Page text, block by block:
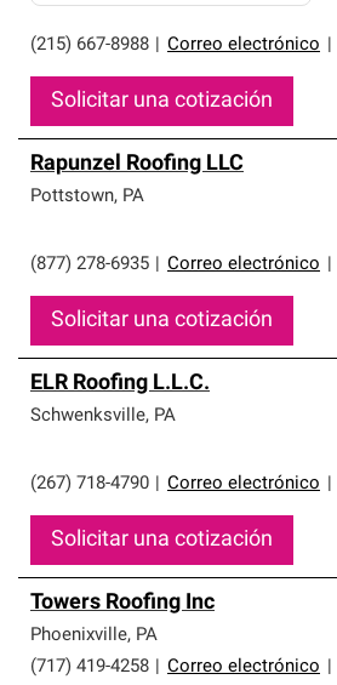
(215) 667-8988 Correo electrónico
Solicitar una cotización
Rapunzel Roofing LLC
Pottstown, PA
(877) 278-6935 Correo electrónico
Solicitar una cotización
ELR Roofing L.L.C.
Schwenksville, PA
(267) 718-4790 Correo electrónico
Solicitar una cotización
Towers Roofing Inc
Phoenixville, PA
(717) 419-4258
Correo electrónico